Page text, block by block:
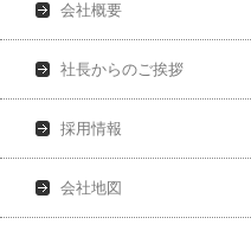
会社概要
社長からのご挨拶
採用情報
会社地図